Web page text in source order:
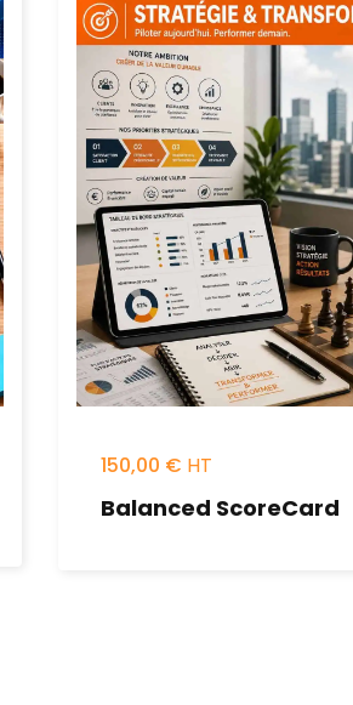
150,00 €
Balanced ScoreCard